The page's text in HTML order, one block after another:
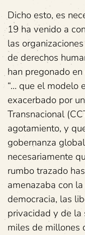
Dicho esto, es
19 ha venido a
las
de derechos
han pregonado
“… que el modelo
exacerbado por
Transnacional
agotamiento, y
gobernanza
necesariamente
rumbo trazado
amenazaba con
democracia, las
privacidad y de la
miles de millones